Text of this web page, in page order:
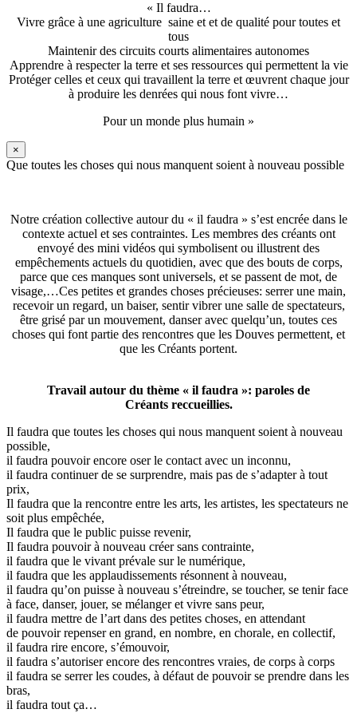
« Il faudra…
Vivre grâce à une agriculture saine et et de qualité pour toutes et
tous
Maintenir des circuits courts alimentaires autonomes
Apprendre à respecter la terre et ses ressources qui permettent la vie
Protéger celles et ceux qui travaillent la terre et œuvrent chaque jour
à produire les denrées qui nous font vivre…
Pour un monde plus humain »
×
Que toutes les choses qui nous manquent soient à nouveau possible
Notre création collective autour du « il faudra » s’est encrée dans le
contexte actuel et ses contraintes. Les membres des créants ont
envoyé des mini vidéos qui symbolisent ou illustrent des
empêchements actuels du quotidien, avec que des bouts de corps,
parce que ces manques sont universels, et se passent de mot, de
visage,…Ces petites et grandes choses précieuses: serrer une main,
recevoir un regard, un baiser, sentir vibrer une salle de spectateurs,
être grisé par un mouvement, danser avec quelqu’un, toutes ces
choses qui font partie des rencontres que les Douves permettent, et
que les Créants portent.
Travail autour du thème « il faudra »: paroles de
Créants reccueillies.
Il faudra que toutes les choses qui nous manquent soient à nouveau
possible,
il faudra pouvoir encore oser le contact avec un inconnu,
il faudra continuer de se surprendre, mais pas de s’adapter à tout
prix,
Il faudra que la rencontre entre les arts, les artistes, les spectateurs ne
soit plus empêchée,
Il faudra que le public puisse revenir,
Il faudra pouvoir à nouveau créer sans contrainte,
il faudra que le vivant prévale sur le numérique,
il faudra que les applaudissements résonnent à nouveau,
il faudra qu’on puisse à nouveau s’étreindre, se toucher, se tenir face
à face, danser, jouer, se mélanger et vivre sans peur,
il faudra mettre de l’art dans des petites choses, en attendant
de pouvoir repenser en grand, en nombre, en chorale, en collectif,
il faudra rire encore, s’émouvoir,
il faudra s’autoriser encore des rencontres vraies, de corps à corps
il faudra se serrer les coudes, à défaut de pouvoir se prendre dans les
bras,
il faudra tout ça…